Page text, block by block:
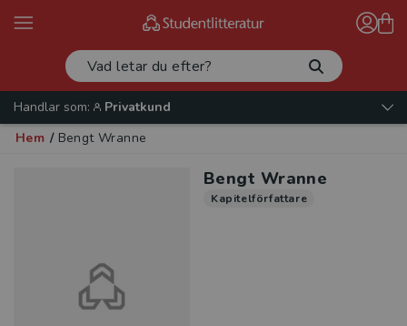
Handlar som:
Privatkund
Hem / Bengt Wranne
Bengt Wranne
Kapitelförfattare